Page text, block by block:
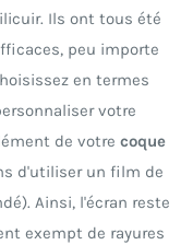
Ils ont tous été
peu importe
en termes
votre
de votre coque
d'utiliser un film de
Ainsi, l'écran reste
exempt de rayures